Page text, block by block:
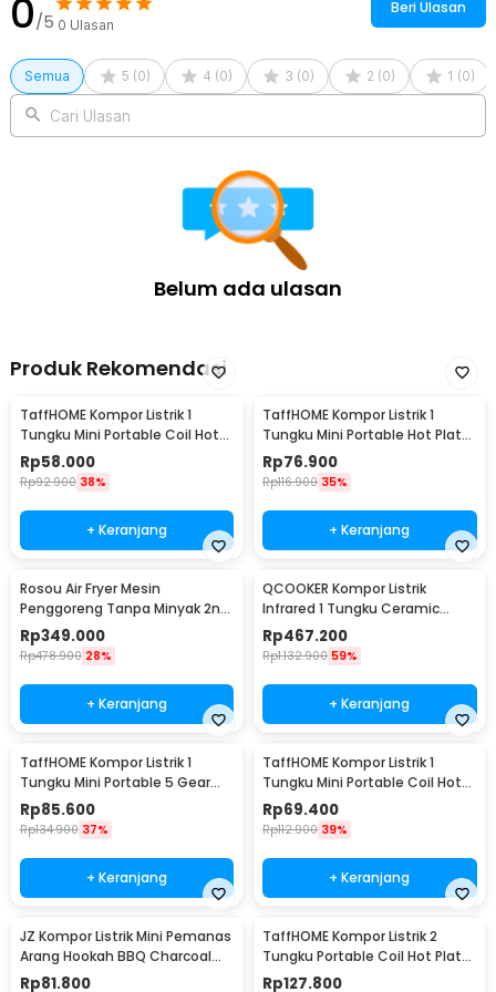
0/5 0 Ulasan
Beri Ulasan
Semua 5 (0) 4 (0) 3 (0) 2 (0) 1 (0)
Cari Ulasan
Belum ada ulasan
Produk Rekomendasi
TaffHOME Kompor Listrik 1
Tungku Mini Portable Coil Hot
Plate 500W - C1-1000-03
Rp58.000
Rp92.900 38%
+ Keranjang
TaffHOME Kompor Listrik 1
Tungku Mini Portable Hot Plate
500W - H1-500-10
Rp76.900
Rp116.900 35%
+ Keranjang
Rosou Air Fryer Mesin
Penggoreng Tanpa Minyak 2nd
Edition 2.5L OA2 - OA2
Rp349.000
Rp478.900 28%
+ Keranjang
QCOOKER Kompor Listrik
Infrared 1 Tungku Ceramic
Stove 2000W - CR-DT01
Rp467.200
Rp1.132.900 59%
+ Keranjang
TaffHOME Kompor Listrik 1
Tungku Mini Portable 5 Gear
Hot Plate 1000W - H1-1000-57
Rp85.600
Rp134.900 37%
+ Keranjang
TaffHOME Kompor Listrik 1
Tungku Mini Portable Coil Hot
Plate 1000W - SHP-5701
Rp69.400
Rp112.900 39%
+ Keranjang
JZ Kompor Listrik Mini Pemanas
Arang Hookah BBQ Charcoal
Burner 500W - ZD-A016
Rp81.800
TaffHOME Kompor Listrik 2
Tungku Portable Coil Hot Plate
2000W - SHP-5703
Rp127.800